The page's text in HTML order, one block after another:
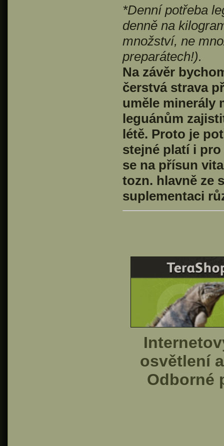
*Denní potřeba
denně na
množství, ne
preparátech!).
Na závěr
čerstvá strava
uměle minerály
leguánům
létě. Proto je
stejné platí i
se na přísun
tozn. hlavně ze
suplementaci
osvětlení
Odborné